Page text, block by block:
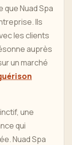
que Nuad Spa
Ils
les clients
auprès
un marché
une
qui
Nuad Spa